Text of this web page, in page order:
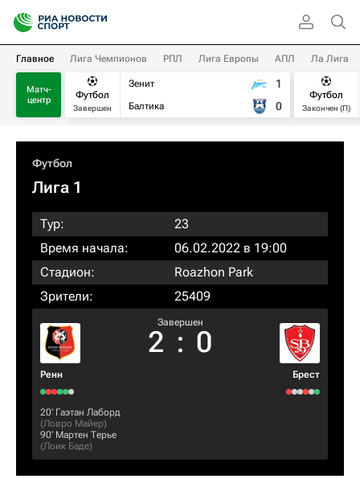
Главное Лига Чемпионов РПЛ Лига Европы АПЛ Ла Лига
Матч-
центр
Футбол
Завершен
Зенит
Балтика
1
0
Футбол
Закончен (П)
Футбол
Лига 1
Тур:
23
Время начала:
06.02.2022 в 19:00
Стадион:
Roazhon Park
Зрители:
25409
Ренн
Завершен
2 : 0
Брест
20‎’‎ Гаэтан Лаборд
(Ловро Майер)
90‎’‎ Мартен Терье
(Лоик Баде)